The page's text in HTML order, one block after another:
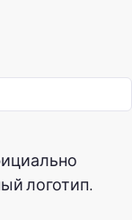
логотип.